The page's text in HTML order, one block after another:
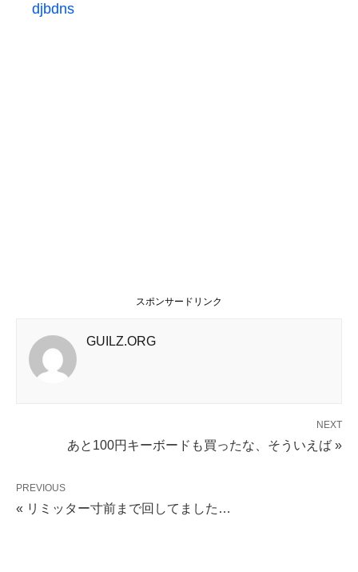
djbdns
スポンサードリンク
GUILZ.ORG
NEXT
あと100円キーボードも買ったな、そういえば »
PREVIOUS
« リミッター寸前まで回してました…